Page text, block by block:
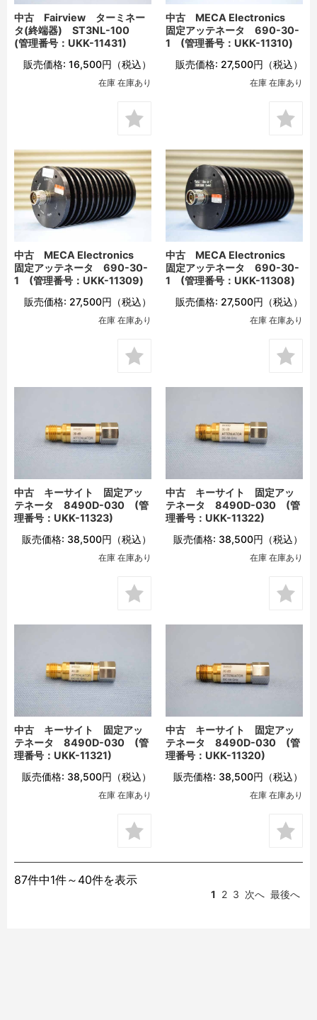
中古 Fairview ターミネー
タ(終端器) ST3NL-100
(管理番号：UKK-11431)
販売価格: 16,500円 （税込）
在庫 在庫あり
中古 MECA Electronics
固定アッテネータ 690-30-
1 (管理番号：UKK-11310)
販売価格: 27,500円 （税込）
在庫 在庫あり
中古 MECA Electronics
固定アッテネータ 690-30-
1 (管理番号：UKK-11309)
販売価格: 27,500円 （税込）
在庫 在庫あり
中古 MECA Electronics
固定アッテネータ 690-30-
1 (管理番号：UKK-11308)
販売価格: 27,500円 （税込）
在庫 在庫あり
中古 キーサイト 固定アッ
テネータ 8490D-030 (管
理番号：UKK-11323)
販売価格: 38,500円 （税込）
在庫 在庫あり
中古 キーサイト 固定アッ
テネータ 8490D-030 (管
理番号：UKK-11322)
販売価格: 38,500円 （税込）
在庫 在庫あり
中古 キーサイト 固定アッ
テネータ 8490D-030 (管
理番号：UKK-11321)
販売価格: 38,500円 （税込）
在庫 在庫あり
中古 キーサイト 固定アッ
テネータ 8490D-030 (管
理番号：UKK-11320)
販売価格: 38,500円 （税込）
在庫 在庫あり
87件中1件～40件を表示
1 2 3 次へ 最後へ